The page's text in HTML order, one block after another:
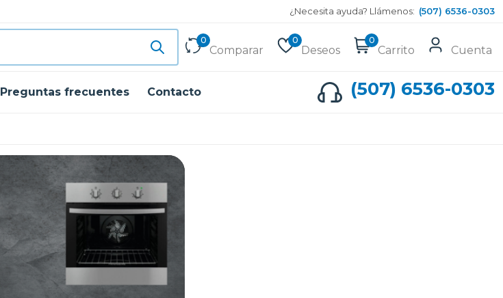
¿Necesita ayuda? Llámenos: (507) 6536-0303
0
Comparar
0
Deseos
0
Carrito Cuenta
Preguntas frecuentes Contacto (507) 6536-0303